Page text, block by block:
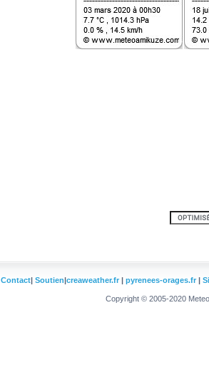
Contact| Soutien|creaweather.fr | pyrenees-orages.fr |
Copyright © 2005-2020